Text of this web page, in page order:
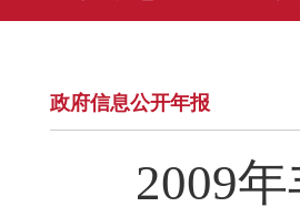
政府信息公开年报
2009